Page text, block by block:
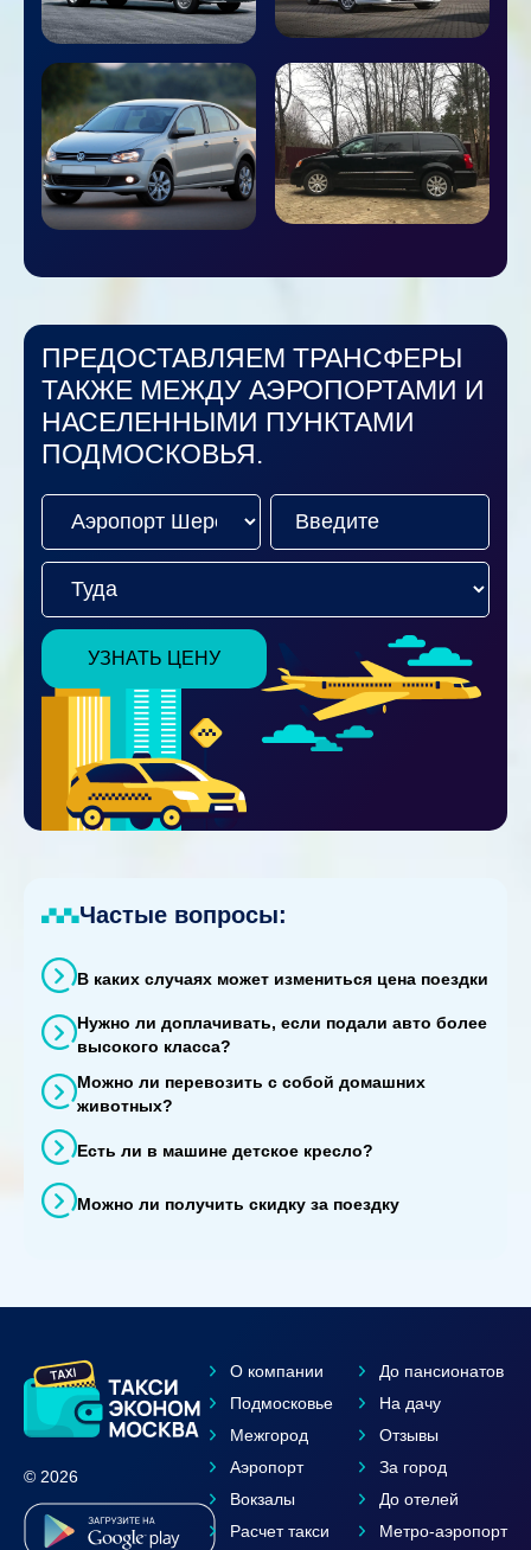
ПРЕДОСТАВЛЯЕМ ТРАНСФЕРЫ
ТАКЖЕ МЕЖДУ АЭРОПОРТАМИ И
НАСЕЛЕННЫМИ ПУНКТАМИ
ПОДМОСКОВЬЯ.
УЗНАТЬ ЦЕНУ
Частые вопросы:
В каких случаях может измениться цена поездки
Нужно ли доплачивать, если подали авто более
высокого класса?
Можно ли перевозить с собой домашних
животных?
Есть ли в машине детское кресло?
Можно ли получить скидку за поездку
© 2026
О компании
Подмосковье
Межгород
Аэропорт
Вокзалы
Расчет такси
До пансионатов
На дачу
Отзывы
За город
До отелей
Метро-аэропорт